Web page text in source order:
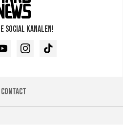
social kanalen!
YoutubeInstagramTikTok
Contact